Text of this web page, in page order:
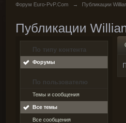
Форум Euro-PvP.Com → Публикации
Публикации
По типу контента
Форумы
По пользователю
Темы и сообщения
Все темы
Все сообщения